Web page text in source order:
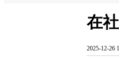
在
2025-12-26